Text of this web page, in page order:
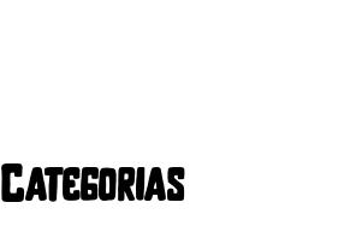
Categorias